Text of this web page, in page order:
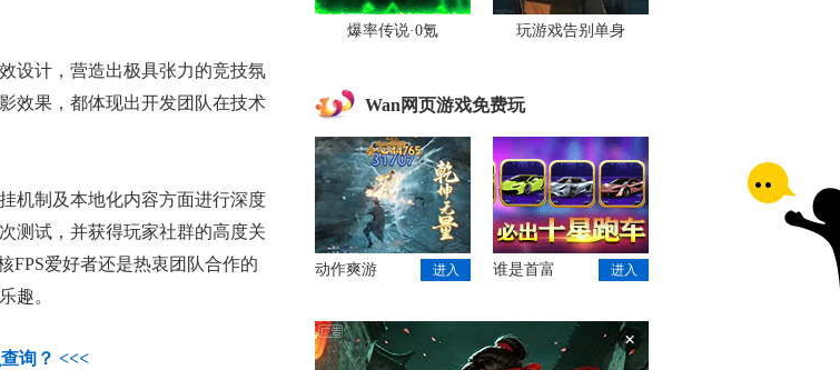
设计，营造出极具张力的竞技氛
效果，都体现出开发团队在技术
机制及本地化内容方面进行深度
测试，并获得玩家社群的高度关
FPS爱好者还是热衷团队合作的
趣。
询？ <<<
爆率传说·0氪 玩游戏告别单身
Wan网页游戏免费玩
动作爽游 进入 谁是首富 进入
×